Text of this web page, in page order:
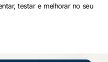
testar e melhorar no seu